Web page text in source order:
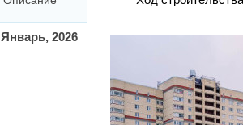
Январь, 2026